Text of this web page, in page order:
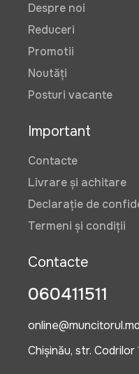
Despre noi
Reduceri
Promotii
Noutăți
Posturi vacante
Important
Contacte
Livrare și achitare
Declarație de
Termeni și condiții
Contacte
060411511
online@muncitorul.md
Chișinău, str. Codrilor